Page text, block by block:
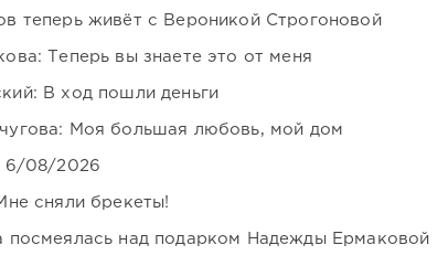
теперь живёт с Вероникой Строгоновой
Теперь вы знаете это от меня
В ход пошли деньги
Моя большая любовь, мой дом
6/08/2026
сняли брекеты!
посмеялась над подарком Надежды Ермаковой